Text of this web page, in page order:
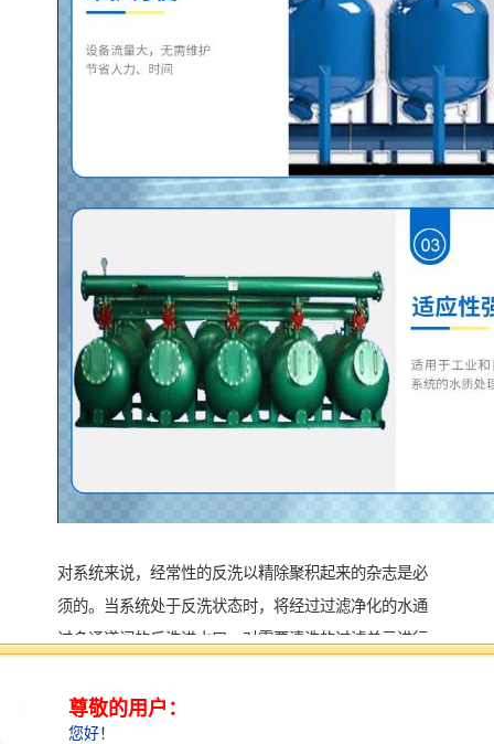
对系统来说，经常性的反洗以精除聚积起来的杂志是必
须的。当系统处于反洗状态时，将经过过滤净化的水通
过多通道阀的反洗进水口，对需要清洗的过滤单元进行